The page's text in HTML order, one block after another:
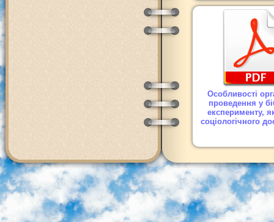
Особливості
проведення у
експерименту,
соціологічного